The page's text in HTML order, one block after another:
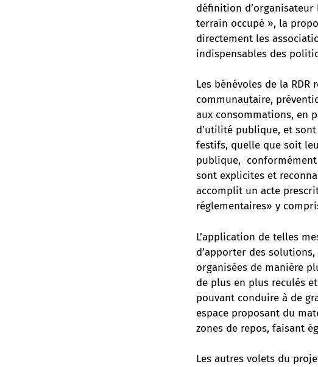
définition
terrain occupé », la
directement les
indispensables des
Les bénévoles de la
communautaire,
aux consommations, en
d’utilité publique, et
festifs, quelle que soit
publique, conformément
sont explicites et
accomplit un acte
réglementaires» y
L’application de telles
d’apporter des
organisées de manière
de plus en plus reculés
pouvant conduire à de
espace proposant du
zones de repos, faisant
Les autres volets du